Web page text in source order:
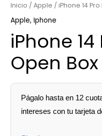
Inicio /Apple /
Apple,Iphone
iPhone 14 Pro Max
Open Box
Págalo hasta en 12
intereses con tu tarjeta
cantidad